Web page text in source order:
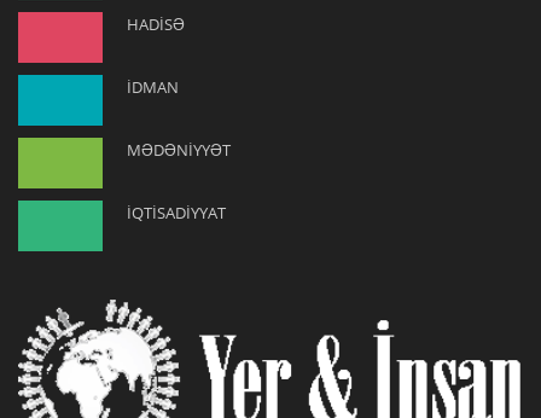
HADİSƏ
İDMAN
MƏDƏNİYYƏT
İQTİSADİYYAT